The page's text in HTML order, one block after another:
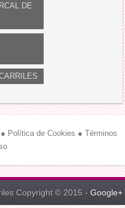
DE
● Política de Cookies ●Términos
Copyright © 2015 - Google+